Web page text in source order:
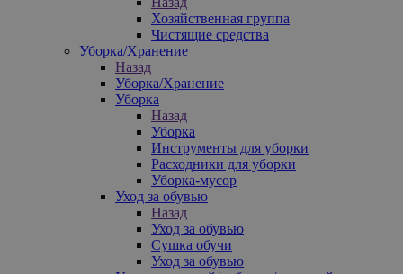
Хозяйственная группа
Чистящие средства
Уборка/Хранение
Назад
Уборка/Хранение
Уборка
Назад
Уборка
Инструменты для уборки
Расходники для уборки
Уборка-мусор
Уход за обувью
Назад
Уход за обувью
Сушка обучи
Уход за обувью